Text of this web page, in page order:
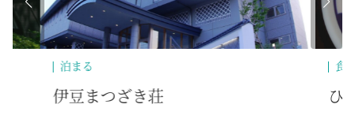
泊まる
伊豆まつざき荘
食
ひ